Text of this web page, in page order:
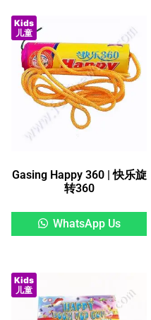
Kids
儿童
Gasing Happy 360 | 快乐旋
转360
WhatsApp Us
Kids
儿童